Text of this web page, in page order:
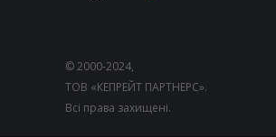
© 2000-2024,
ТОВ «КЕПРЕЙТ ПАРТНЕРС».
Всі права захищені.